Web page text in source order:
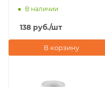
серый
В наличии
138 руб./шт
В корзину